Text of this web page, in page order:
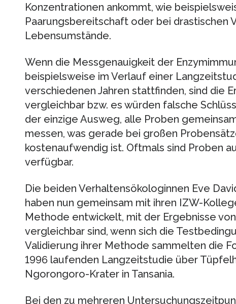
Konzentrationen ankommt, wie
Paarungsbereitschaft oder bei drastischen
Lebensumstände.
Wenn die Messgenauigkeit der
beispielsweise im Verlauf einer
verschiedenen Jahren stattfinden, sind die
vergleichbar bzw. es würden falsche
der einzige Ausweg, alle Proben
messen, was gerade bei großen
kostenaufwendig ist. Oftmals sind Proben
verfügbar.
Die beiden Verhaltensökologinnen Eve
haben nun gemeinsam mit ihren IZW-
Methode entwickelt, mit der Ergebnisse
vergleichbar sind, wenn sich die
Validierung ihrer Methode sammelten die
1996 laufenden Langzeitstudie über
Ngorongoro-Krater in Tansania.
Bei den zu mehreren